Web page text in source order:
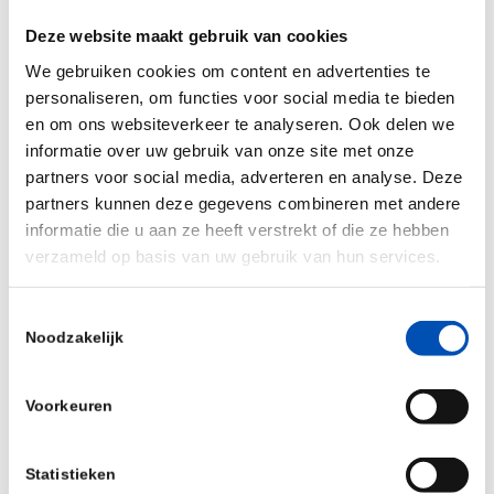
Deze website maakt gebruik van cookies
We gebruiken cookies om content en advertenties te
personaliseren, om functies voor social media te bieden
en om ons websiteverkeer te analyseren. Ook delen we
informatie over uw gebruik van onze site met onze
partners voor social media, adverteren en analyse. Deze
partners kunnen deze gegevens combineren met andere
informatie die u aan ze heeft verstrekt of die ze hebben
verzameld op basis van uw gebruik van hun services.
Noodzakelijk
Voorkeuren
Statistieken
Het is een idioot gegeven: terwijl iedereen de
moderniseringGeen Verstandige Stapvindt,
dendert de trein gewoon verder. Alleen de Tweede
Kamer kan tijdens de aankomende
begrotingsbehandeling nog aan de noodrem gaan
hangen. In de coronapandemie hebben we bij
uitstek geleerd hoe allesbepalend context is voor
wat verstandig en effectief beleid is. Dat
En dat politici en bestuurders die het beste met
ons burgers voorhebben, bij een veranderde
context juist koers durven wijzigen. Of, zoals
op de
Volkskrant serie 180 graden zei: “Wie nooit van
standpunt verandert, denkt niet na”. Begin juli